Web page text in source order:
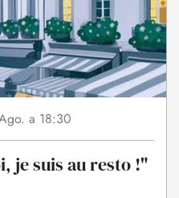
a 18:30
je suis au resto !"